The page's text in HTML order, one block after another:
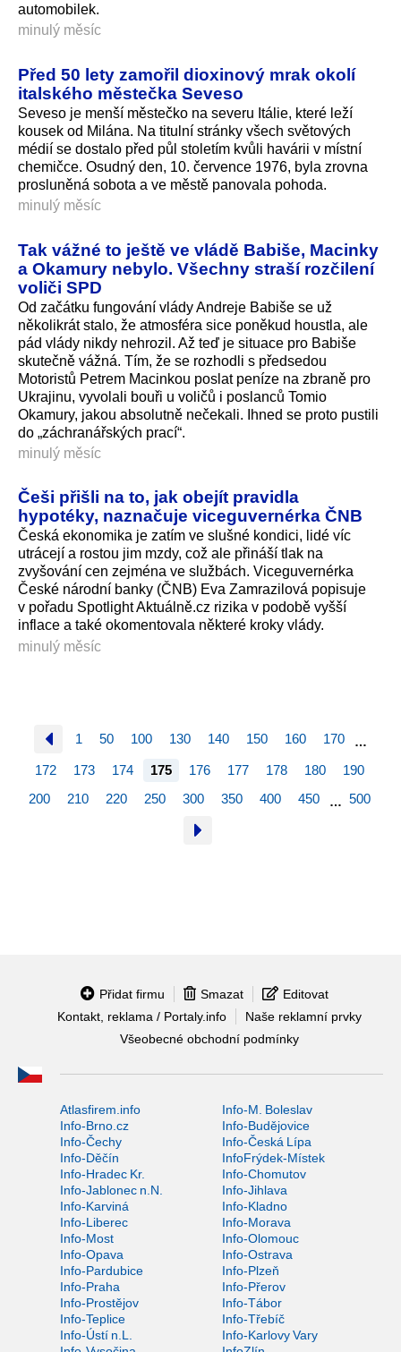
automobilek.
minulý měsíc
Před 50 lety zamořil dioxinový mrak okolí
italského městečka Seveso
Seveso je menší městečko na severu Itálie, které leží
kousek od Milána. Na titulní stránky všech světových
médií se dostalo před půl stoletím kvůli havárii v místní
chemičce. Osudný den, 10. července 1976, byla zrovna
prosluněná sobota a ve městě panovala pohoda.
minulý měsíc
Tak vážné to ještě ve vládě Babiše, Macinky
a Okamury nebylo. Všechny straší rozčilení
voliči SPD
Od začátku fungování vlády Andreje Babiše se už
několikrát stalo, že atmosféra sice poněkud houstla, ale
pád vlády nikdy nehrozil. Až teď je situace pro Babiše
skutečně vážná. Tím, že se rozhodli s předsedou
Motoristů Petrem Macinkou poslat peníze na zbraně pro
Ukrajinu, vyvolali bouři u voličů i poslanců Tomio
Okamury, jakou absolutně nečekali. Ihned se proto pustili
do „záchranářských prací“.
minulý měsíc
Češi přišli na to, jak obejít pravidla
hypotéky, naznačuje viceguvernérka ČNB
Česká ekonomika je zatím ve slušné kondici, lidé víc
utrácejí a rostou jim mzdy, což ale přináší tlak na
zvyšování cen zejména ve službách. Viceguvernérka
České národní banky (ČNB) Eva Zamrazilová popisuje
v pořadu Spotlight Aktuálně.cz rizika v podobě vyšší
inflace a také okomentovala některé kroky vlády.
minulý měsíc
1 50 100 130 140 150 160 170 …
172 173 174 175 176 177 178 180
190
200
210 220 250 300 350 400 450 … 500
Přidat firmu Smazat
Editovat
Kontakt, reklama / Portaly.info
Naše reklamní prvky
Všeobecné obchodní podmínky
Atlasfirem.info
Info-M. Boleslav
Info-Brno.cz
Info-Budějovice
Info-Čechy
Info-Česká Lípa
Info-Děčín
InfoFrýdek-Místek
Info-Hradec Kr.
Info-Chomutov
Info-Jablonec n.N.
Info-Jihlava
Info-Karviná
Info-Kladno
Info-Liberec
Info-Morava
Info-Most
Info-Olomouc
Info-Opava
Info-Ostrava
Info-Pardubice
Info-Plzeň
Info-Praha
Info-Přerov
Info-Prostějov
Info-Tábor
Info-Teplice
Info-Třebíč
Info-Ústí n.L.
Info-Karlovy Vary